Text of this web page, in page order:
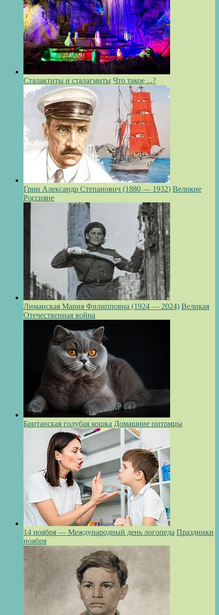
Сталактиты и сталагмиты Что такое ...?
Грин Александр Степанович (1880 — 1932) Великие
Россияне
Лиманская Мария Филипповна (1924 — 2024) Великая
Отечественная война
Британская голубая кошка Домашние питомцы
14 ноября — Международный день логопеда Праздники
ноября